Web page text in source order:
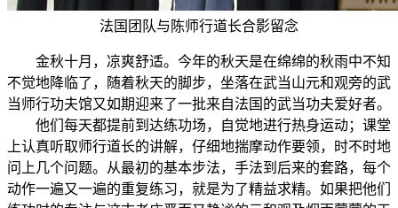
法国团队与陈师行道长合影留念
金秋十月，凉爽舒适。今年的秋天是在绵绵的秋雨中不知
不觉地降临了，随着秋天的脚步，坐落在武当山元和观旁的武
当师行功夫馆又如期迎来了一批来自法国的武当功夫爱好者。
他们每天都提前到达练功场，自觉地进行热身运动；课堂
上认真听取师行道长的讲解，仔细地揣摩动作要领，时不时地
问上几个问题。从最初的基本步法，手法到后来的套路，每个
动作一遍又一遍的重复练习，就是为了精益求精。如果把他们